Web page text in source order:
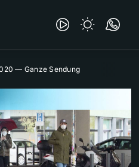
— Ganze Sendung